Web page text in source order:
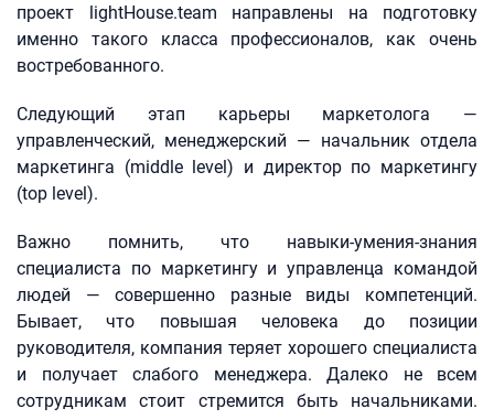
проект lightHouse.team направлены на подготовку
именно такого класса профессионалов, как очень
востребованного.
Следующий этап карьеры маркетолога —
управленческий, менеджерский — начальник отдела
маркетинга (middle level) и директор по маркетингу
(top level).
Важно помнить, что навыки-умения-знания
специалиста по маркетингу и управленца командой
людей — совершенно разные виды компетенций.
Бывает, что повышая человека до позиции
руководителя, компания теряет хорошего специалиста
и получает слабого менеджера. Далеко не всем
сотрудникам стоит стремится быть начальниками.